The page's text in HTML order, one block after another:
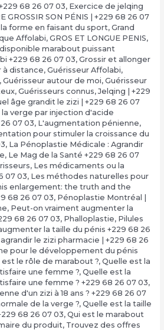
68 26 07 03, Exercice de jelqing
GROSSIR SON PÉNIS | +229 68 26 07
forme en faisant du sport, Grand
Affolabi, GROS ET LONGUE PENIS,
marabout puissant
+229 68 26 07 03, Grossir et allonger
à distance, Guérisseur Affolabi,
, Guérisseur autour de moi, Guérisseur
, Guérisseurs connus, Jelqing | +229
âge grandit le zizi | +229 68 26 07
verge par injection d'acide
07 03, L'augmentation pénienne,
pour stimuler la croissance du
, La Pénoplastie Médicale : Agrandir
, Le Mag de la Santé +229 68 26 07
, Les médicaments ou la
07 03, Les méthodes naturelles pour
enlargement: the truth and the
68 26 07 03, Pénoplastie Montréal |
, Peut-on vraiment augmenter la
68 26 07 03, Phalloplastie, Pilules
la taille du pénis +229 68 26
le zizi pharmacie | +229 68 26
pour le développement du pénis
est le rôle de marabout ?, Quelle est la
une femme ?, Quelle est la
une femme ? +229 68 26 07 03,
d'un zizi à 18 ans ? +229 68 26 07
de la verge ?, Quelle est la taille
68 26 07 03, Qui est le marabout
du produit, Trouvez des offres